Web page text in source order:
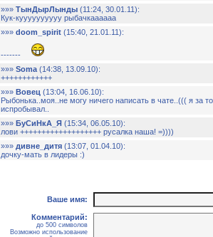
»»» ТынДырЛынды (11:24, 30.01.11):
Кук-куууууууууу рыбачкаааааа
»»» doom_spirit (15:40, 21.01.11):
-------
»»» Soma (14:38, 13.09.10):
++++++++++++
»»» Вовец (13:04, 16.06.10):
Рыбонька..моя..не могу ничего написать в чате..((( я за
испробывал..
»»» БуСиНкА_Я (15:34, 06.05.10):
лови +++++++++++++++++++ русалка наша! =))))
»»» дивне_дитя (13:07, 01.04.10):
дочку-мать в лидеры :)
Ваше имя:
Комментарий:
до 500 символов
Возможно использование